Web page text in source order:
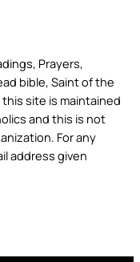
Prayers,
bible, Saint of the
site is maintained
and this is not
For any
address given